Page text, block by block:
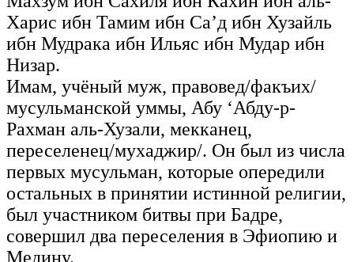
Харис ибн Тамим ибн Са’д ибн Хузайль
ибн Мудрака ибн Ильяс ибн Мудар ибн
Низар.
Имам, учёный муж, правовед/факъих/
мусульманской уммы, Абу ‘Абду-р-
Рахман аль-Хузали, мекканец,
переселенец/мухаджир/. Он был из числа
первых мусульман, которые опередили
остальных в принятии истинной религии,
был участником битвы при Бадре,
совершил два переселения в Эфиопию и
Медину.